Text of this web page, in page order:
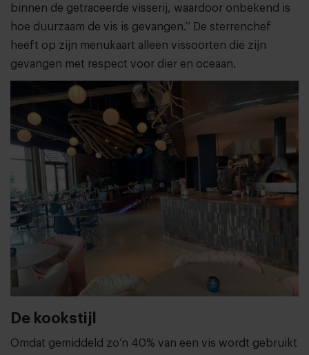
binnen de getraceerde visserij, waardoor onbekend is
hoe duurzaam de vis is gevangen.’’ De sterrenchef
heeft op zijn menukaart alleen vissoorten die zijn
gevangen met respect voor dier en oceaan.
De kookstijl
Omdat gemiddeld zo’n 40% van een vis wordt gebruikt